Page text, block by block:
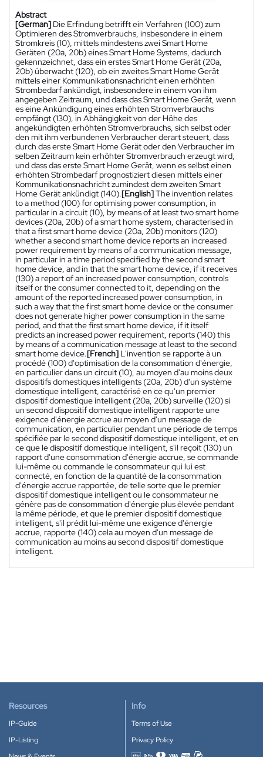
Abstract
[German] Die Erfindung betrifft ein Verfahren (100) zum
Optimieren des Stromverbrauchs, insbesondere in einem
Stromkreis (10), mittels mindestens zwei Smart Home
Geräten (20a, 20b) eines Smart Home Systems, dadurch
gekennzeichnet, dass ein erstes Smart Home Gerät (20a,
20b) überwacht (120), ob ein zweites Smart Home Gerät
mittels einer Kommunikationsnachricht einen erhöhten
Strombedarf ankündigt, insbesondere in einem von ihm
angegeben Zeitraum, und dass das Smart Home Gerät, wenn
es eine Ankündigung eines erhöhten Stromverbrauchs
empfängt (130), in Abhängigkeit von der Höhe des
angekündigten erhöhten Stromverbrauchs, sich selbst oder
den mit ihm verbundenen Verbraucher derart steuert, dass
durch das erste Smart Home Gerät oder den Verbraucher im
selben Zeitraum kein erhöhter Stromverbrauch erzeugt wird,
und dass das erste Smart Home Gerät, wenn es selbst einen
erhöhten Strombedarf prognostiziert diesen mittels einer
Kommunikationsnachricht zumindest dem zweiten Smart
Home Gerät ankündigt (140).[English]The invention relates
to a method (100) for optimising power consumption, in
particular in a circuit (10), by means of at least two smart home
devices (20a, 20b) of a smart home system, characterised in
that a first smart home device (20a, 20b) monitors (120)
whether a second smart home device reports an increased
power requirement by means of a communication message,
in particular in a time period specified by the second smart
home device, and in that the smart home device, if it receives
(130) a report of an increased power consumption, controls
itself or the consumer connected to it, depending on the
amount of the reported increased power consumption, in
such a way that the first smart home device or the consumer
does not generate higher power consumption in the same
period, and that the first smart home device, if it itself
predicts an increased power requirement, reports (140) this
by means of a communication message at least to the second
smart home device.[French] L'invention se rapporte à un
procédé (100) d'optimisation de la consommation d'énergie,
en particulier dans un circuit (10), au moyen d'au moins deux
dispositifs domestiques intelligents (20a, 20b) d'un système
domestique intelligent, caractérisé en ce qu'un premier
dispositif domestique intelligent (20a, 20b) surveille (120) si
un second dispositif domestique intelligent rapporte une
exigence d'énergie accrue au moyen d'un message de
communication, en particulier pendant une période de temps
spécifiée par le second dispositif domestique intelligent, et en
ce que le dispositif domestique intelligent, s'il reçoit (130) un
rapport d'une consommation d'énergie accrue, se commande
lui-même ou commande le consommateur qui lui est
connecté, en fonction de la quantité de la consommation
d'énergie accrue rapportée, de telle sorte que le premier
dispositif domestique intelligent ou le consommateur ne
génère pas de consommation d'énergie plus élevée pendant
la même période, et que le premier dispositif domestique
intelligent, s'il prédit lui-même une exigence d'énergie
accrue, rapporte (140) cela au moyen d'un message de
communication au moins au second dispositif domestique
intelligent.
Resources
IP-Guide
IP-Listing
Info
Terms of Use
Privacy Policy